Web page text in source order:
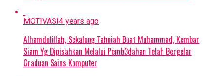
MOTIVASI4 years ago
Alhamdulillah, Sekalung Tahniah Buat Muhammad, Kembar
Siam Yg Dipisahkan Melalui Pemb3dahan Telah Bergelar
Graduan Sains Komputer